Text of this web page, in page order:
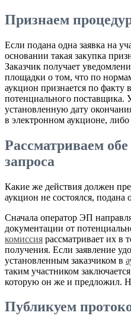
Признаем
Если подана одна заявка на
основании такая закупка
Заказчик получает
площадки о том, что по
аукцион признается по факту
потенциального поставщика.
установленную дату
в электронном аукционе,
Рассматриваем
запроса
Какие же действия должен
аукцион не состоялся, подана
Сначала оператор ЭП
документации от
комиссия рассматривает их в
получения. Если заявление
установленным заказчиком в
таким участником
которую он же и предложил.
Публикуем